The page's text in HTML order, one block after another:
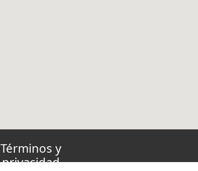
Términos y
privacidad